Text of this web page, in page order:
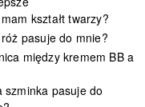
kształt twarzy?
pasuje do mnie?
między kremem BB a
szminka pasuje do